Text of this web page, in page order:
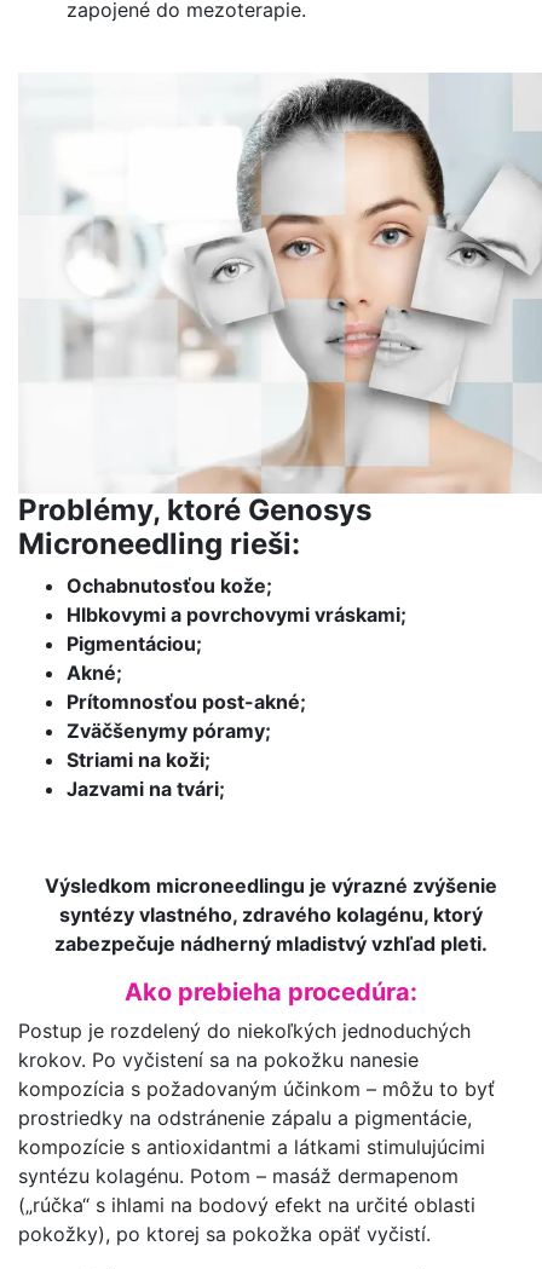
zapojené do mezoterapie.
Problémy, ktoré Genosys
Microneedling rieši:
Ochabnutosťou kože;
Hlbkovymi a povrchovymi vráskami;
Pigmentáciou;
Akné;
Prítomnosťou post-akné;
Zväčšenymy póramy;
Striami na koži;
Jazvami na tvári;
Výsledkom microneedlingu je výrazné zvýšenie
syntézy vlastného, zdravého kolagénu, ktorý
zabezpečuje nádherný mladistvý vzhľad pleti.
Ako prebieha procedúra:
Postup je rozdelený do niekoľkých jednoduchých
krokov. Po vyčistení sa na pokožku nanesie
kompozícia s požadovaným účinkom – môžu to byť
prostriedky na odstránenie zápalu a pigmentácie,
kompozície s antioxidantmi a látkami stimulujúcimi
syntézu kolagénu. Potom – masáž dermapenom
(„rúčka“ s ihlami na bodový efekt na určité oblasti
pokožky), po ktorej sa pokožka opäť vyčistí.